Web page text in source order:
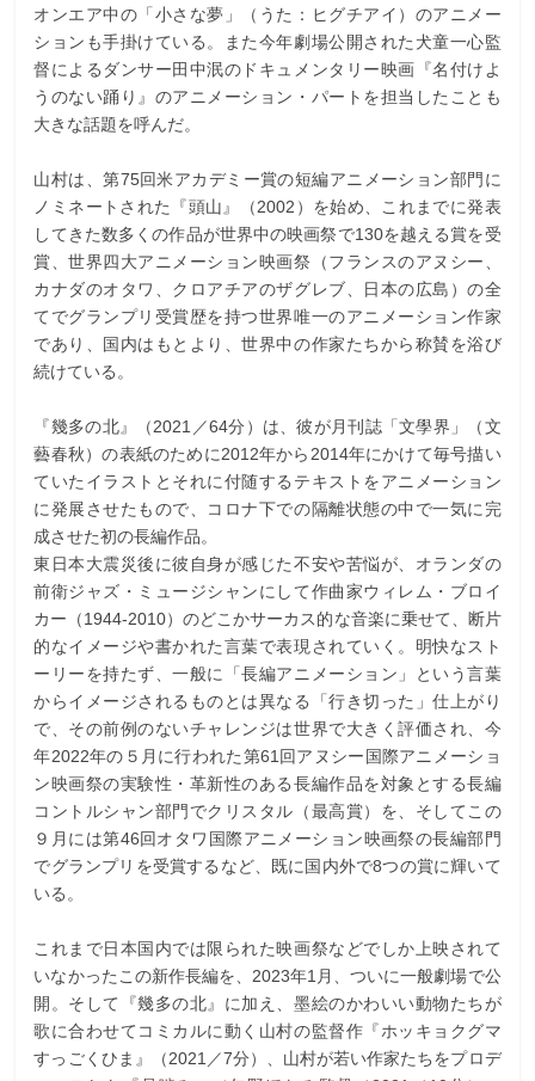
オンエア中の「小さな夢」（うた：ヒグチアイ）のアニメー
ションも手掛けている。また今年劇場公開された犬童一心監
督によるダンサー田中泯のドキュメンタリー映画『名付けよ
うのない踊り』のアニメーション・パートを担当したことも
大きな話題を呼んだ。
山村は、第75回米アカデミー賞の短編アニメーション部門に
ノミネートされた『頭山』（2002）を始め、これまでに発表
してきた数多くの作品が世界中の映画祭で130を越える賞を受
賞、世界四大アニメーション映画祭（フランスのアヌシー、
カナダのオタワ、クロアチアのザグレブ、日本の広島）の全
てでグランプリ受賞歴を持つ世界唯一のアニメーション作家
であり、国内はもとより、世界中の作家たちから称賛を浴び
続けている。
『幾多の北』（2021／64分）は、彼が月刊誌「文學界」（文
藝春秋）の表紙のために2012年から2014年にかけて毎号描い
ていたイラストとそれに付随するテキストをアニメーション
に発展させたもので、コロナ下での隔離状態の中で一気に完
成させた初の長編作品。
東日本大震災後に彼自身が感じた不安や苦悩が、オランダの
前衛ジャズ・ミュージシャンにして作曲家ウィレム・ブロイ
カー（1944-2010）のどこかサーカス的な音楽に乗せて、断片
的なイメージや書かれた言葉で表現されていく。明快なスト
ーリーを持たず、一般に「長編アニメーション」という言葉
からイメージされるものとは異なる「行き切った」仕上がり
で、その前例のないチャレンジは世界で大きく評価され、今
年2022年の５月に行われた第61回アヌシー国際アニメーショ
ン映画祭の実験性・革新性のある長編作品を対象とする長編
コントルシャン部門でクリスタル（最高賞）を、そしてこの
９月には第46回オタワ国際アニメーション映画祭の長編部門
でグランプリを受賞するなど、既に国内外で8つの賞に輝いて
いる。
これまで日本国内では限られた映画祭などでしか上映されて
いなかったこの新作長編を、2023年1月、ついに一般劇場で公
開。そして『幾多の北』に加え、墨絵のかわいい動物たちが
歌に合わせてコミカルに動く山村の監督作『ホッキョクグマ
すっごくひま』（2021／7分）、山村が若い作家たちをプロデ